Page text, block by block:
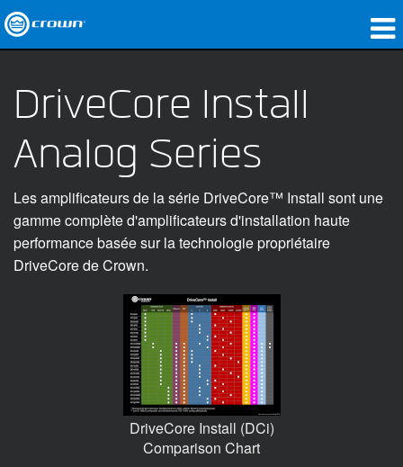
Applications
Audio en réseau
Études de cas
Notre histoire
Langue/Région
DriveCore Install
Analog Series
Les amplificateurs de la série DriveCore™ Install sont une
gamme complète d'amplificateurs d'installation haute
performance basée sur la technologie propriétaire
DriveCore de Crown.
DriveCore Install (DCi)
Comparison Chart